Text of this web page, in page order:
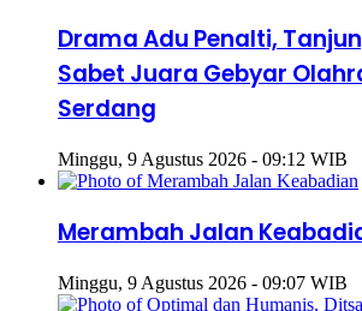
Drama Adu Penalti,
Sabet Juara Gebyar
Serdang
Minggu, 9 Agustus 2026 - 09:12 WIB
Merambah Jalan
Minggu, 9 Agustus 2026 - 09:07 WIB